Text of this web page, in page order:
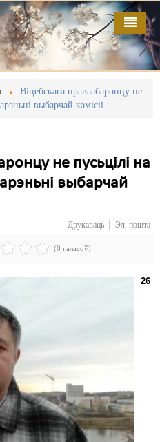
Віцебскага праваабаронцу не
выбарчай камісіі
не пусьцілі на
выбарчай
Друкаваць Эл. пошта
(0 галасоў)
26